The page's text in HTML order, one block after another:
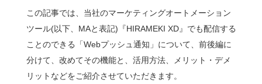
この記事では、当社のマーケティングオートメーション
ツール(以下、MAと表記)『HIRAMEKI XD』でも配信する
ことのできる「Webプッシュ通知」について、前後編に
分けて、改めてその機能と、活用方法、メリット・デメ
リットなどをご紹介させていただきます。